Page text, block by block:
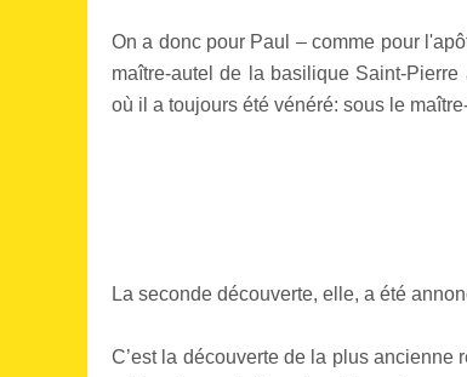
On a donc pour Paul – comme pour
maître-autel de la basilique Saint-
où il a toujours été vénéré: sous le
La seconde découverte, elle, a été
C’est la découverte de la plus ancienne